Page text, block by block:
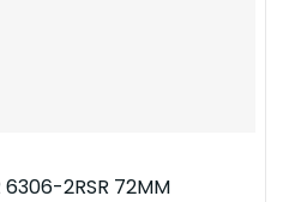
RULMENT EXHAUSTOR 6306-2RSR 72MM